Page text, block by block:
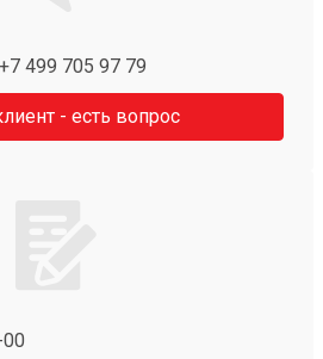
+7 499 705 97 79
- есть вопрос